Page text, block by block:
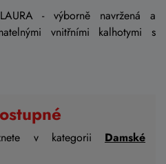
- výborně navržená a
vnitřními kalhotymi s
v kategorii Damské